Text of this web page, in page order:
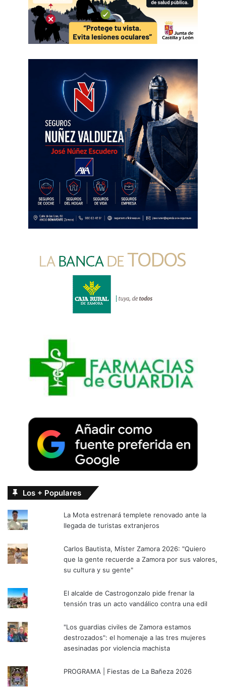
Los + Populares
La Mota estrenará templete renovado ante la
llegada de turistas extranjeros
Carlos Bautista, Míster Zamora 2026: "Quiero
que la gente recuerde a Zamora por sus valores,
su cultura y su gente"
El alcalde de Castrogonzalo pide frenar la
tensión tras un acto vandálico contra una edil
"Los guardias civiles de Zamora estamos
destrozados": el homenaje a las tres mujeres
asesinadas por violencia machista
PROGRAMA | Fiestas de La Bañeza 2026